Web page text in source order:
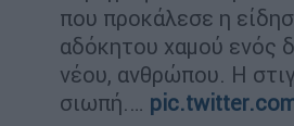
που προκάλεσε η
αδόκητου χαμού ενός
νέου, ανθρώπου. Η
σιωπή.…